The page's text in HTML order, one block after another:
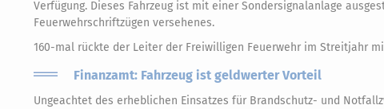
Verfügung. Dieses Fahrzeug ist mit einer Sondersignalanlage
Feuerwehrschriftzügen versehenes.
160-mal rückte der Leiter der Freiwilligen Feuerwehr im Streitjahr
Finanzamt: Fahrzeug ist geldwerter Vorteil
Ungeachtet des erheblichen Einsatzes für Brandschutz- und